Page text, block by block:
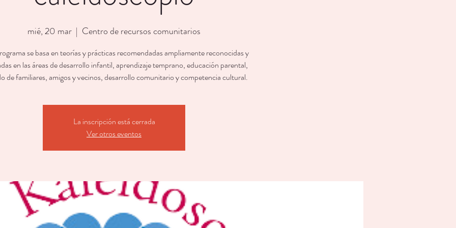
mié, 20 mar
  |
Centro de recursos comunitarios
se basa en teorías y prácticas recomendadas ampliamente reconocidas y
en las áreas de desarrollo infantil, aprendizaje temprano, educación parental,
de familiares, amigos y vecinos, desarrollo comunitario y competencia cultural.
La inscripción está cerrada
Ver otros eventos